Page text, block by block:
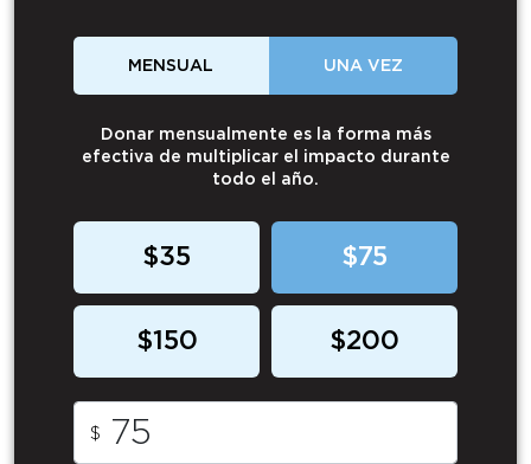
MENSUAL UNA VEZ
Donar mensualmente es la forma más
efectiva de multiplicar el impacto durante
todo el año.
$35 $75
$150 $200
$